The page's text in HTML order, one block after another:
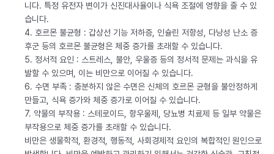
니다. 특정 유전자 변이가 신진대사율이나 식욕 조절에 영향을 줄 수 있
습니다.
4. 호르몬 불균형 : 갑상선 기능 저하증, 인슐린 저항성, 다낭성 난소 증
후군 등의 호르몬 불균형은 체중 증가를 초래할 수 있습니다.
5. 정서적 요인 : 스트레스, 불안, 우울증 등의 정서적 문제는 과식을 유
발할 수 있으며, 이는 비만으로 이어질 수 있습니다.
6. 수면 부족 : 충분하지 않은 수면은 신체의 호르몬 균형을 불안정하게
만들고, 식욕 증가와 체중 증가로 이어질 수 있습니다.
7. 약물의 부작용 : 스테로이드, 항우울제, 당뇨병 치료제 등 일부 약물은
부작용으로 체중 증가를 초래할 수 있습니다.
비만은 생물학적, 환경적, 행동적, 사회경제적 요인의 복합적인 원인으로